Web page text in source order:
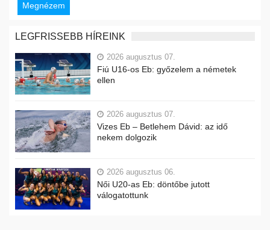
Megnézem
LEGFRISSEBB HÍREINK
2026 augusztus 07.
Fiú U16-os Eb: győzelem a németek
ellen
2026 augusztus 07.
Vizes Eb – Betlehem Dávid: az idő
nekem dolgozik
2026 augusztus 06.
Női U20-as Eb: döntőbe jutott
válogatottunk